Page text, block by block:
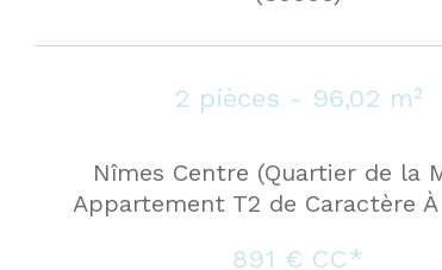
2 pièces - 96,02 m²
Nîmes Centre (Quartier de la
Appartement T2 de Caractère À
891 € CC*